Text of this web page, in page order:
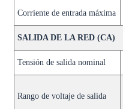
Corriente de entrada máxima
SALIDA DE LA RED (CA)
Tensión de salida nominal
Rango de voltaje de salida